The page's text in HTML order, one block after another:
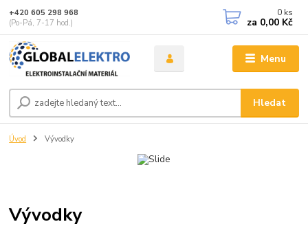
Menu
Hledat
+420 605 298 968
(Po-Pá, 7-17 hod.)
0 ks
za 0,00 Kč
Úvod Vývodky
Vývodky